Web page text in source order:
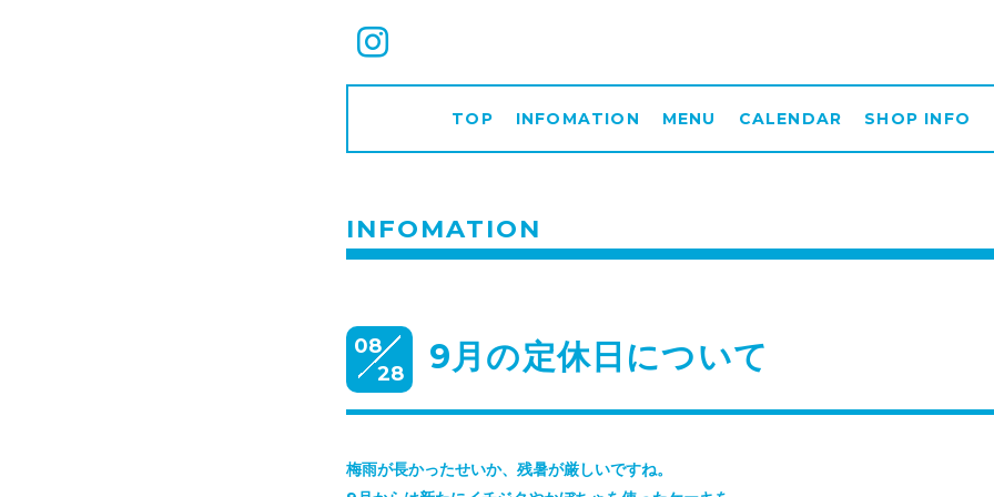
TOP INFOMATION MENU CALENDAR SHOP INFO
INFOMATION
08
28
9月の定休日について
梅雨が長かったせいか、残暑が厳しいですね。